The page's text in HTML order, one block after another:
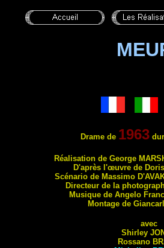
Drame de 1963
Réalisation de George
D'après l'œuvre de
Scénario de Massimo
Directeur de la
Musique de Angelo
Montage de
avec
Shirley
Rossano